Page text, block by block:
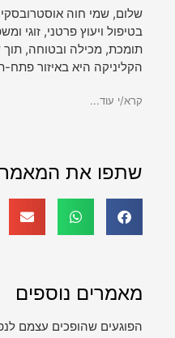
שלום, שמי חוה
בטיפול ויעוץ פרטני, זוגי
תומכת, מכילה ובטוחה,
הקליניקה היא באיזור פתח-
קרא/י עוד...
שתפו את המאמר
מאמרים נוספים
הפוגעים שהופכים עצמם